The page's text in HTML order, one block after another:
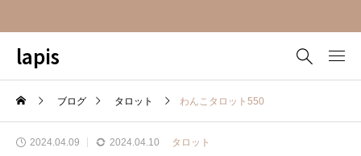
lapis
ブログ タロット わんこタロット550
2024.04.09 2024.04.10 タロット